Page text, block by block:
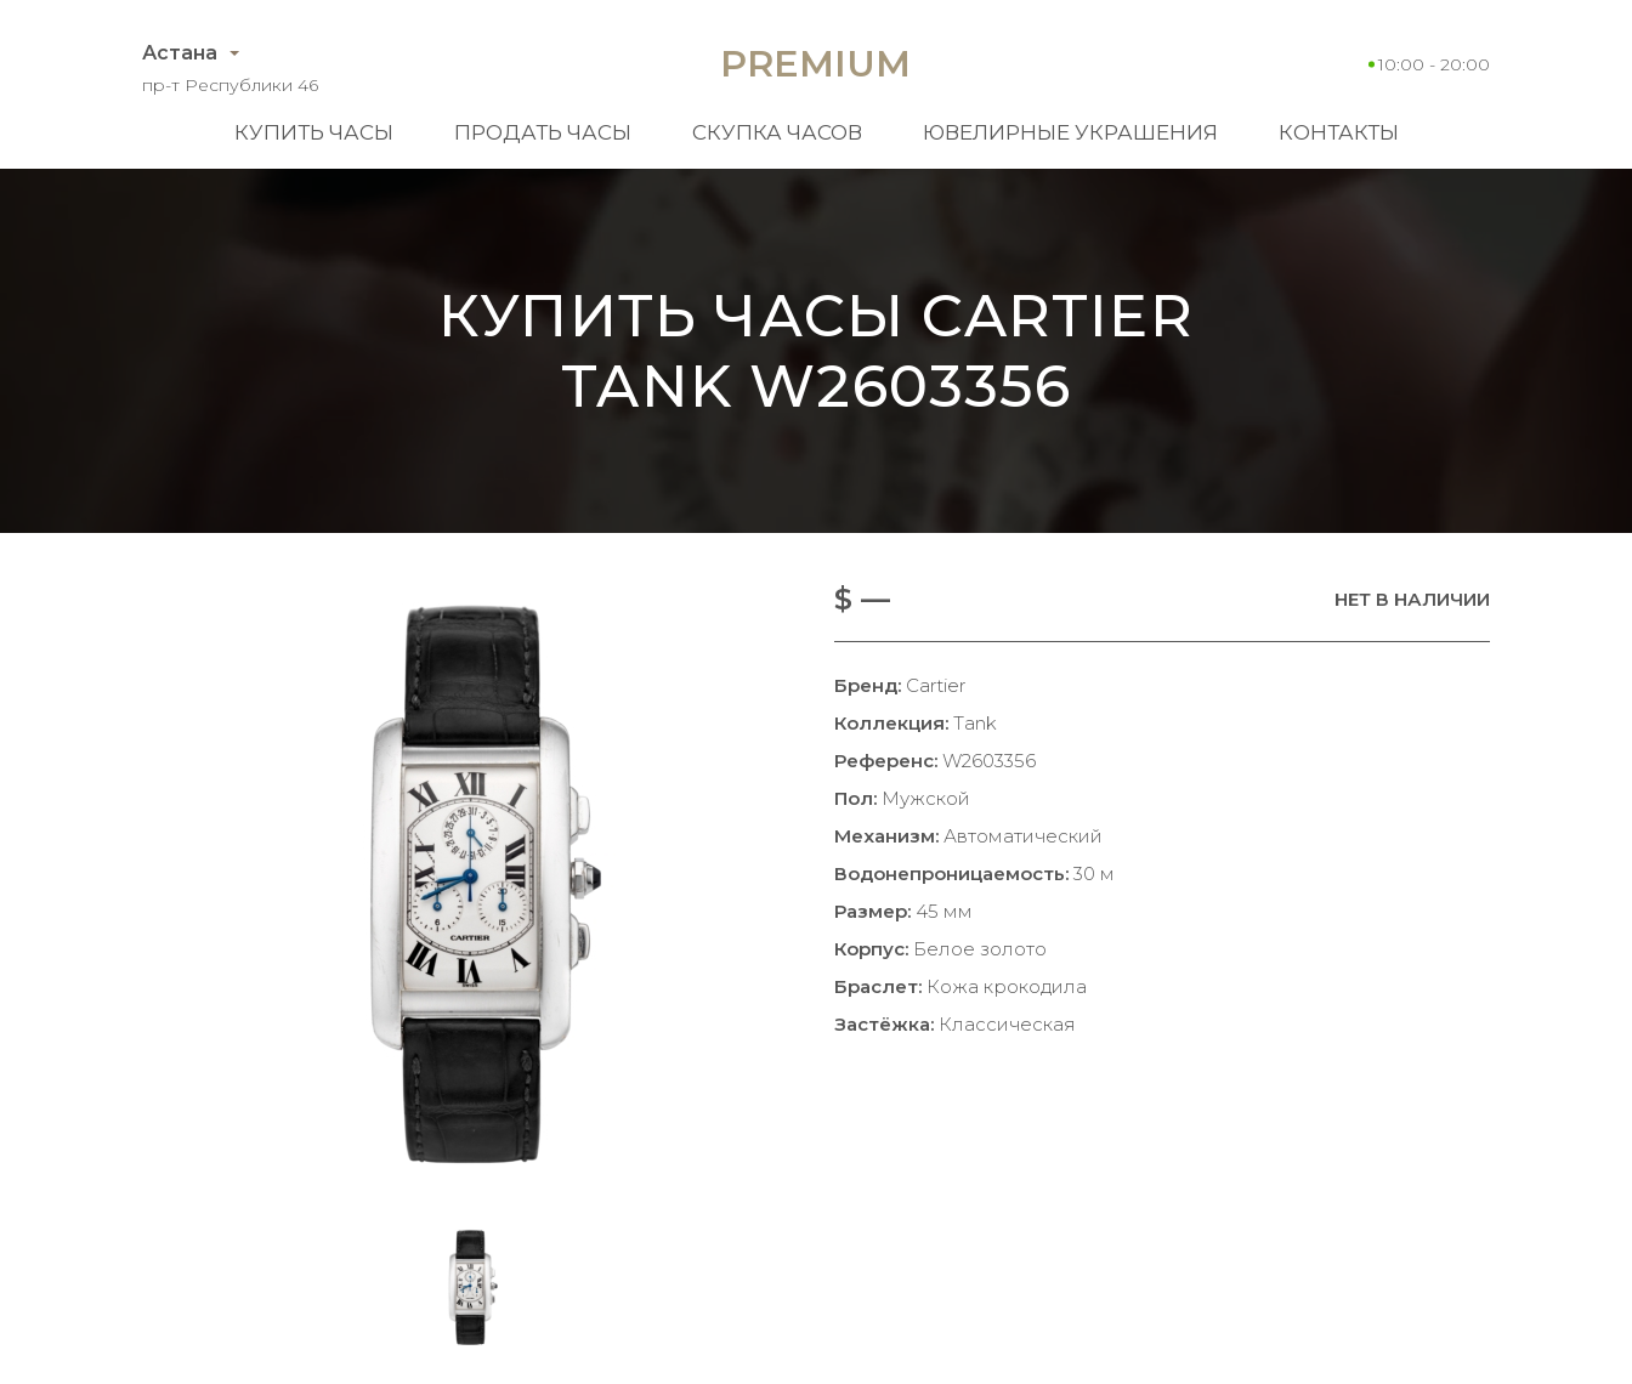
Астана
пр-т Республики 46 PREMIUM 10:00 - 20:00
КУПИТЬ ЧАСЫ ПРОДАТЬ ЧАСЫ СКУПКА ЧАСОВ ЮВЕЛИРНЫЕ УКРАШЕНИЯ КОНТАКТЫ
КУПИТЬ ЧАСЫ CARTIER
TANK W2603356
$ — НЕТ В НАЛИЧИИ
Бренд: Cartier
Коллекция: Tank
Референс: W2603356
Пол: Мужской
Механизм: Автоматический
Водонепроницаемость: 30 м
Размер: 45 мм
Корпус: Белое золото
Браслет: Кожа крокодила
Застёжка: Классическая